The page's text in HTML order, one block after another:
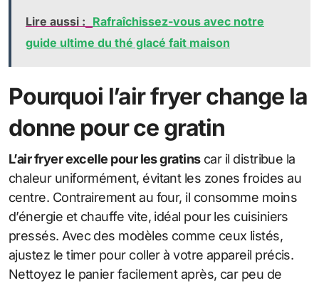
Lire aussi : Rafraîchissez-vous avec notre
guide ultime du thé glacé fait maison
Pourquoi l’air fryer change la
donne pour ce gratin
L’air fryer excelle pour les gratinscar il distribue la
chaleur uniformément, évitant les zones froides au
centre. Contrairement au four, il consomme moins
d’énergie et chauffe vite, idéal pour les cuisiniers
pressés. Avec des modèles comme ceux listés,
ajustez le timer pour coller à votre appareil précis.
Nettoyez le panier facilement après, car peu de